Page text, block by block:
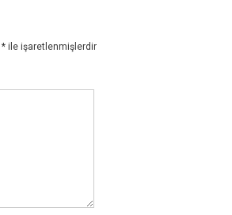
* ile işaretlenmişlerdir